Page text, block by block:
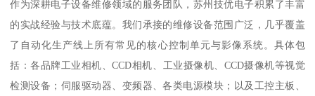
作为深耕电子设备维修领域的服务团队，苏州技优电子积累了丰富
的实战经验与技术底蕴。我们承接的维修设备范围广泛，几乎覆盖
了自动化生产线上所有常见的核心控制单元与影像系统。具体包
括：各品牌工业相机、CCD相机、工业摄像机、CCD摄像机等视觉
检测设备；伺服驱动器、变频器、各类电源模块；以及工控主板、